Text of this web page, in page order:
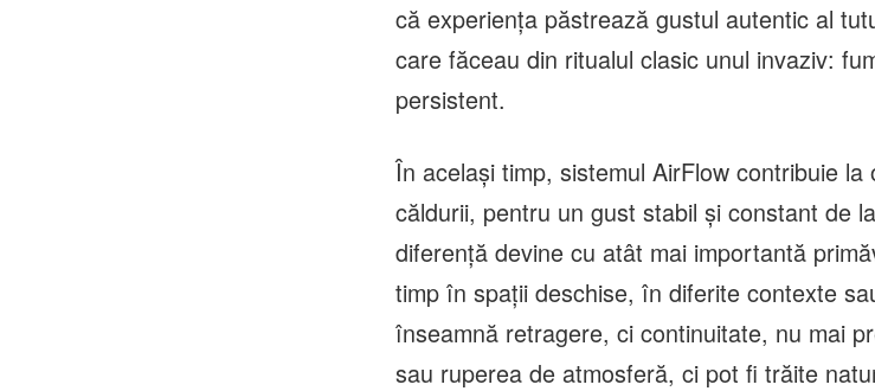
că experiența păstrează gustul autentic al
care făceau din ritualul clasic unul invaziv:
persistent.
În același timp, sistemul AirFlow contribuie
căldurii, pentru un gust stabil și constant de
diferență devine cu atât mai importantă
timp în spații deschise, în diferite contexte
înseamnă retragere, ci continuitate, nu mai
sau ruperea de atmosferă, ci pot fi trăite